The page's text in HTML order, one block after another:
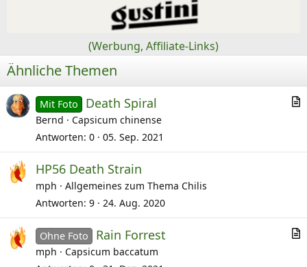
(Werbung, Affiliate-Links)
Ähnliche Themen
i
Mit Foto Death Spiral
Bernd
Capsicum chinense
Antworten 0 05. Sep. 2021
HP56 Death Strain
mph
Allgemeines zum Thema Chilis
Antworten 9 24. Aug. 2020
Ohne Foto Rain Forrest
mph
Capsicum baccatum